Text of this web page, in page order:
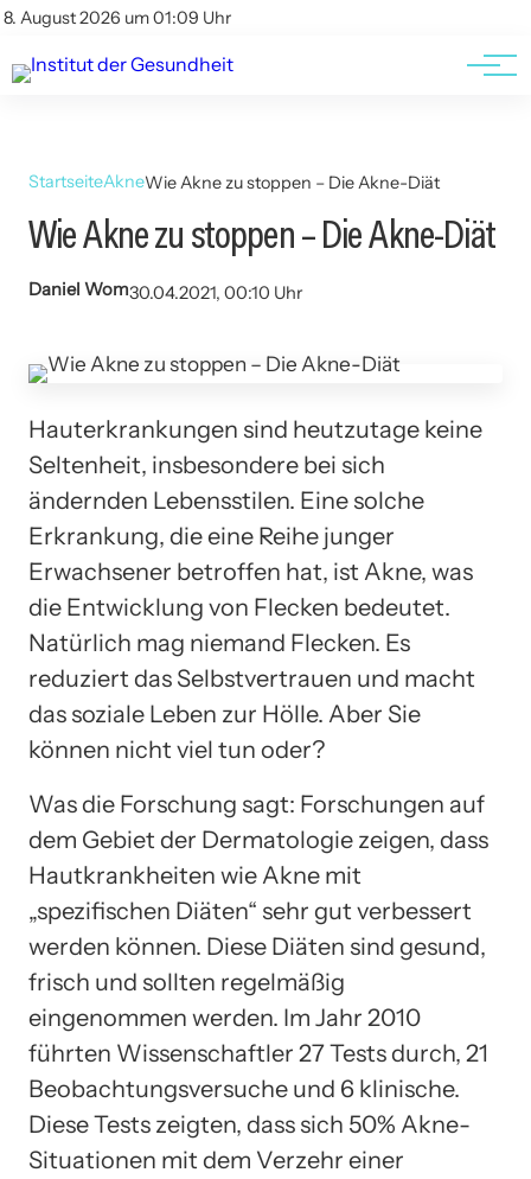
8. August 2026 um 01:09 Uhr
Kontakt
Kontakt
AGBs
StartseiteAkneWie Akne zu stoppen – Die Akne-Diät
Wie Akne zu stoppen – Die Akne-Diät
Daniel Wom30.04.2021, 00:10 Uhr
Hauterkrankungen sind heutzutage keine
Seltenheit, insbesondere bei sich
ändernden Lebensstilen. Eine solche
Erkrankung, die eine Reihe junger
Erwachsener betroffen hat, ist Akne, was
die Entwicklung von Flecken bedeutet.
Natürlich mag niemand Flecken. Es
reduziert das Selbstvertrauen und macht
das soziale Leben zur Hölle. Aber Sie
können nicht viel tun oder?
Was die Forschung sagt: Forschungen auf
dem Gebiet der Dermatologie zeigen, dass
Hautkrankheiten wie Akne mit
„spezifischen Diäten“ sehr gut verbessert
werden können. Diese Diäten sind gesund,
frisch und sollten regelmäßig
eingenommen werden. Im Jahr 2010
führten Wissenschaftler 27 Tests durch, 21
Beobachtungsversuche und 6 klinische.
Diese Tests zeigten, dass sich 50% Akne-
Situationen mit dem Verzehr einer